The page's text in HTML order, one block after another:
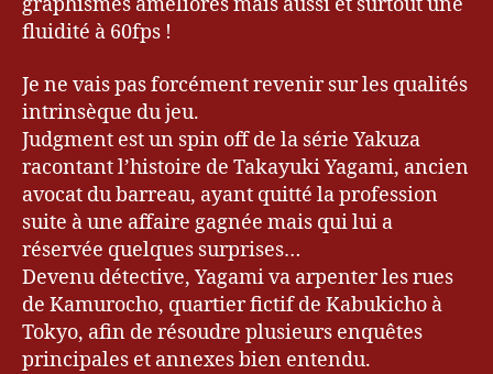
graphismes améliorés mais aussi et surtout une
fluidité à 60fps !
Je ne vais pas forcément revenir sur les qualités
intrinsèque du jeu.
Judgment est un spin off de la série Yakuza
racontant l’histoire de Takayuki Yagami, ancien
avocat du barreau, ayant quitté la profession
suite à une affaire gagnée mais qui lui a
réservée quelques surprises…
Devenu détective, Yagami va arpenter les rues
de Kamurocho, quartier fictif de Kabukicho à
Tokyo, afin de résoudre plusieurs enquêtes
principales et annexes bien entendu.